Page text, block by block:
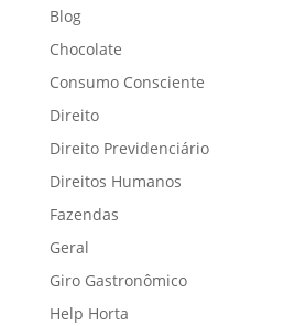
Blog
Chocolate
Consumo Consciente
Direito
Direito Previdenciário
Direitos Humanos
Fazendas
Geral
Giro Gastronômico
Help Horta